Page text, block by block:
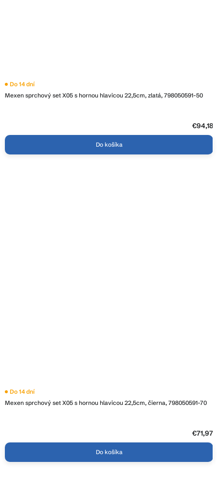
Mexen sprchový set X05 s hornou hlavicou 22,5cm, zlatá, 798050591-50
Do 14 dní
€94,18
Do košíka
Mexen sprchový set X05 s hornou hlavicou 22,5cm, čierna, 798050591-70
Do 14 dní
€71,97
Do košíka